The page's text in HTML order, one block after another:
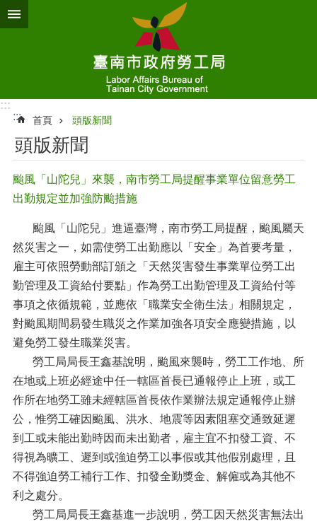
跳到主要內容區塊
:::
:::
首頁 頭版新聞
頭版新聞
颱風「山陀兒」來襲，南市勞工局提醒事業單位留意勞工
出勤規定並加強防颱措施
颱風「山陀兒」進逼臺灣，南市勞工局提醒，颱風屬天
然災害之一，如需使勞工出勤應以「安全」為首要考量，
雇主可依照勞動部訂頒之「天然災害發生事業單位勞工出
勤管理及工資給付要點」作為勞工出勤管理及工資給付等
事項之依循規範，並應依「職業安全衛生法」相關規定，
對颱風期間易發生職災之作業加強各項安全應變措施，以
避免勞工發生職業災害。
勞工局局長王鑫基說明，颱風來襲時，勞工工作地、所
在地或上班必經途中任一轄區首長已通報停止上班，或工
作所在地勞工雖未經轄區首長依作業辦法規定通報停止辦
公，惟勞工確因颱風、洪水、地震等因素阻塞交通致延遲
到工或未能出勤時因而未出勤者，雇主宜不扣發工資、不
得視為曠工、遲到或強迫勞工以事假或其他假別處理，且
不得強迫勞工補行工作、扣發全勤獎金、解僱或為其他不
利之處分。
勞工局局長王鑫基進一步說明，勞工因天然災害無法出